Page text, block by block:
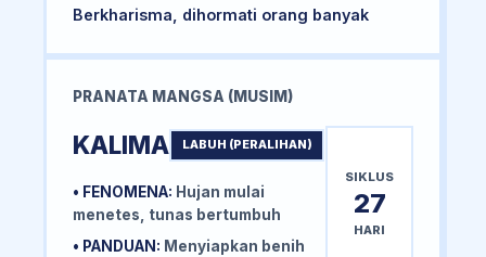
Berkharisma, dihormati orang banyak
PRANATA MANGSA (MUSIM)
KALIMA LABUH (PERALIHAN)
• FENOMENA: Hujan mulai
menetes, tunas bertumbuh
• PANDUAN: Menyiapkan benih
SIKLUS
27
HARI